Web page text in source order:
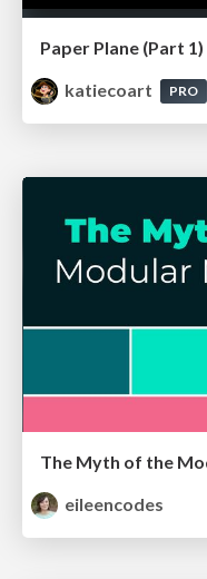
Paper Plane (Part 1)
katiecoart
PRO
eileencodes